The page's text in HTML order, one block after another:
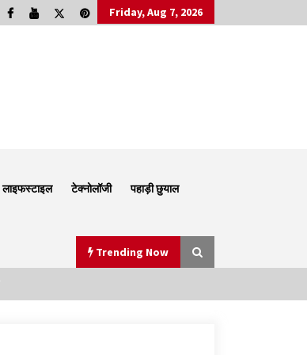
Friday, Aug 7, 2026
लाइफस्टाइल टेक्नोलॉजी पहाड़ी छुयाल
Trending Now